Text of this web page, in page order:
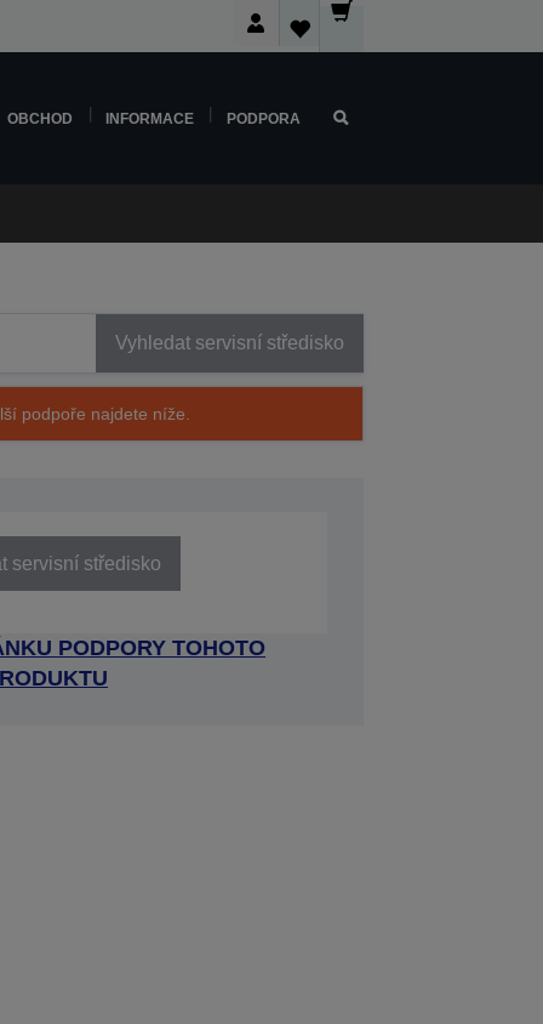
OBCHOD INFORMACE PODPORA
Vyhledat servisní středisko
podpoře najdete níže.
servisní středisko
PODPORY TOHOTO